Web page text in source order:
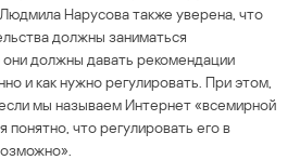
Нарусова также уверена, что
должны заниматься
должны давать рекомендации
и как нужно регулировать. При этом,
мы называем Интернет «всемирной
понятно, что регулировать его в